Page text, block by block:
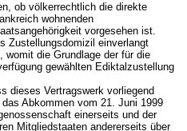
ob völkerrechtlich die direkte
wohnenden
vorgesehen ist.
Zustellungsdomizil einverlangt
womit die Grundlage der für die
gewählten Ediktalzustellung
dieses Vertragswerk vorliegend
Abkommen vom 21. Juni 1999
einerseits und der
Mitgliedstaaten andererseits über